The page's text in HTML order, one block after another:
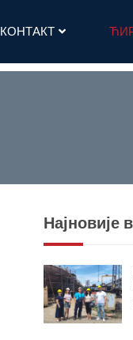
КОНТАКТ
Најновије